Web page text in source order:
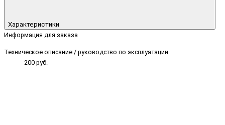
Характеристики
Информация для заказа
Техническое описание / руководство по эксплуатации
200 руб.